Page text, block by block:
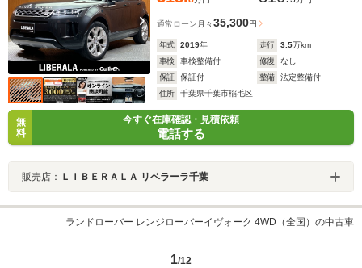
通常ローン 月々35,300円
年式 2019年 走行 3.5万km
車検
車検整備付 修復
なし
保証
保証付 整備
法定整備付
住所
千葉県千葉市稲毛区
無
料
今すぐ在庫確認・見積依頼
電話する
販売店： ＬＩＢＥＲＡＬＡ リベラーラ千葉
ランドローバー レンジローバーイヴォーク 4WD（全国）の中古車
1/12